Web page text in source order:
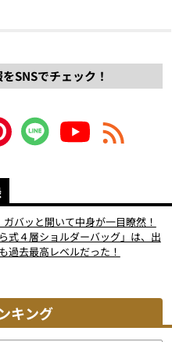
SNSでチェック！
ガバッと開いて中身が一目瞭然！
式４層ショルダーバッグ」は、出
過去最高レベルだった！
キング